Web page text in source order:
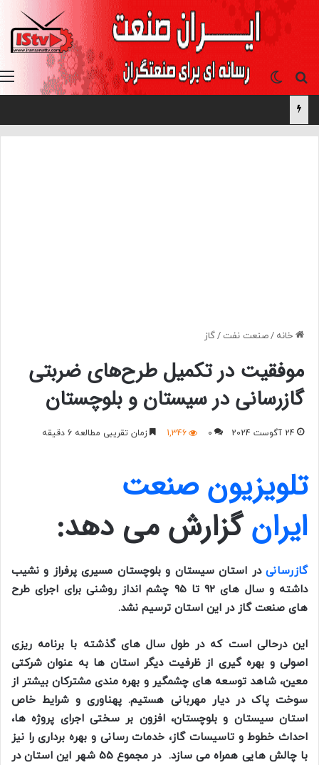
جستجو برایتغییر پوسته
خانه /صنعت نفت /گاز
موفقیت در تکمیل طرح‌های ضربتی
گازرسانی در سیستان‌ و بلوچستان
24 آگوست 2024 0
1,346 زمان تقریبی مطالعه 6 دقیقه
تلویزیون صنعت
ایرانگزارش می دهد:
گازرسانی در استان سیستان و بلوچستان مسیری پرفراز و نشیب
داشته و سال های 92 تا 95 چشم انداز روشنی برای اجرای طرح
های صنعت گاز در این استان ترسیم نشد.
این درحالی است که در طول سال های گذشته با برنامه ریزی
اصولی و بهره گیری از ظرفیت دیگر استان ها به عنوان شرکتی
معین، شاهد توسعه های چشمگیر و بهره مندی مشترکان بیشتر از
سوخت پاک در دیار مهربانی هستیم. پهناوری و شرایط خاص
استان سیستان و بلوچستان، افزون بر سختی اجرای پروژه ها،
احداث خطوط و تاسیسات گاز، خدمات رسانی و بهره برداری را نیز
با چالش هایی همراه می سازد. در مجموع 55 شهر این استان در